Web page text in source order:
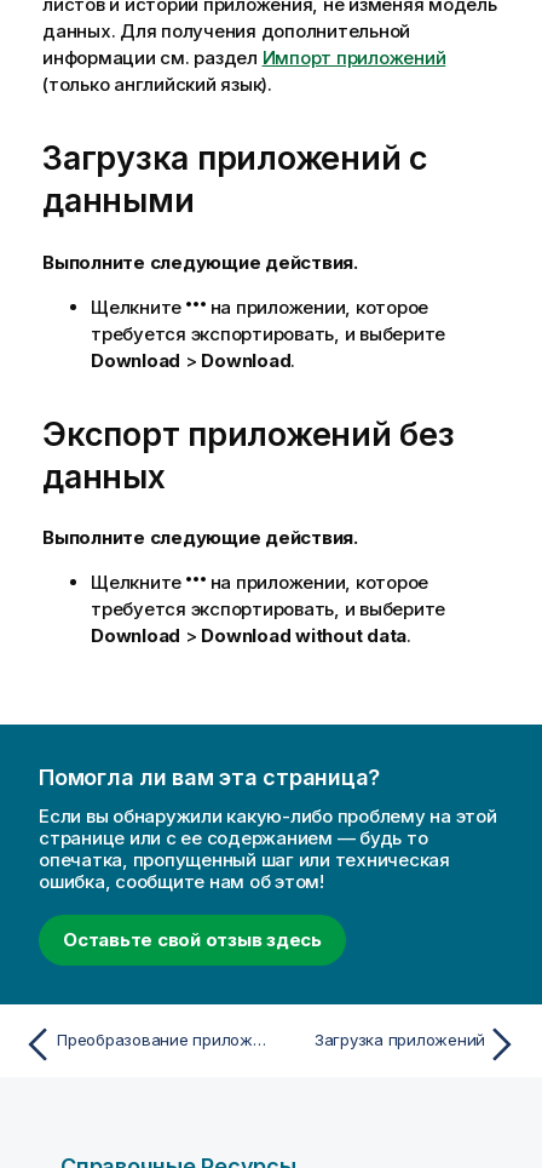
данных. Для получения дополнительной
информации см. раздел Импорт приложений
(только английский язык).
Загрузка приложений с
данными
Выполните следующие действия.
Щелкните
на приложении, которое
требуется экспортировать, и выберите
Download > Download.
Экспорт приложений без
данных
Выполните следующие действия.
Щелкните
на приложении, которое
требуется экспортировать, и выберите
Download > Download without data.
Помогла ли вам эта страница?
Если вы обнаружили какую-либо проблему на этой
странице или с ее содержанием — будь то
опечатка, пропущенный шаг или техническая
ошибка, сообщите нам об этом!
Оставьте свой отзыв здесь
Преобразование приложений в скрипты Загрузка приложений